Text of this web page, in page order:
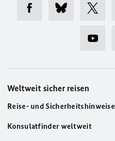
Weltweit sicher reisen
Reise- und Sicherheitshinweise
Konsulatfinder weltweit